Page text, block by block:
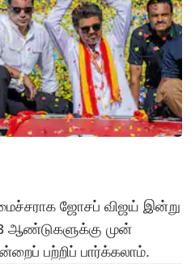
ஜோசப் விஜய் இன்று
ஆண்டுகளுக்கு முன்
பற்றிப் பார்க்கலாம்.